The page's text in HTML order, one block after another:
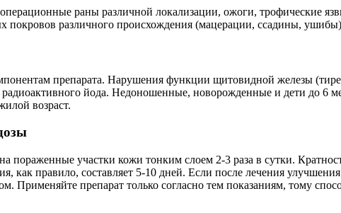
раны различной локализации, ожоги,
покровов различного происхождения (мацерации, ссадины,
препарата. Нарушения функции щитовидной железы
йода. Недоношенные, новорожденные и дети до 6
возраст.
пораженные участки кожи тонким слоем 2-3 раза в сутки.
как правило, составляет 5-10 дней. Если после лечения
Применяйте препарат только согласно тем показаниям, тому